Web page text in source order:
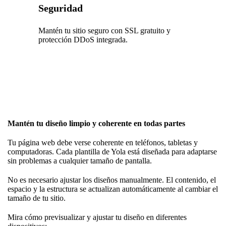
Seguridad
Mantén tu sitio seguro con SSL gratuito y
protección DDoS integrada.
Mantén tu diseño limpio y coherente en todas partes
Tu página web debe verse coherente en teléfonos, tabletas y
computadoras. Cada plantilla de Yola está diseñada para adaptarse
sin problemas a cualquier tamaño de pantalla.
No es necesario ajustar los diseños manualmente. El contenido, el
espacio y la estructura se actualizan automáticamente al cambiar el
tamaño de tu sitio.
Mira cómo previsualizar y ajustar tu diseño en diferentes